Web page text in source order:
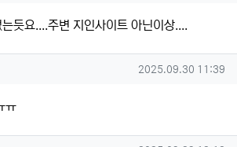
듯요....주변 지인사이트 아닌이상....
작성일
2025.09.30 11:39
ㅠ